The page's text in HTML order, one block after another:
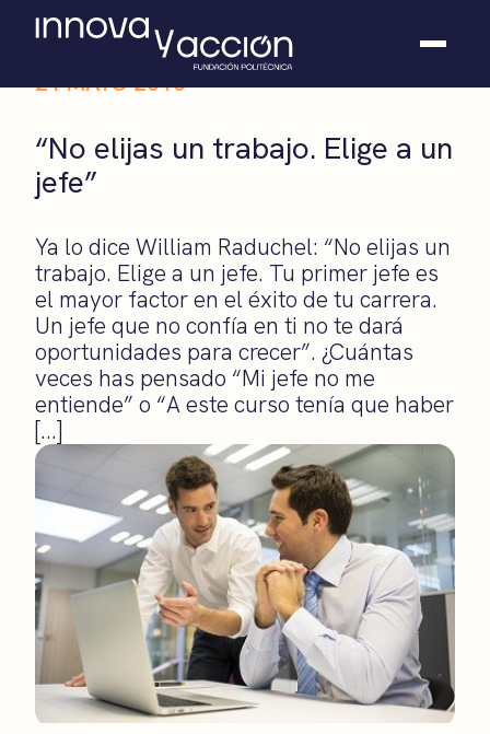
Somos fundación
Casos de éxito
Modo On
Contacto
21 MAYO 2015
“No elijas un trabajo. Elige a un
jefe”
Ya lo dice William Raduchel: “No elijas un
trabajo. Elige a un jefe. Tu primer jefe es
el mayor factor en el éxito de tu carrera.
Un jefe que no confía en ti no te dará
oportunidades para crecer”. ¿Cuántas
veces has pensado “Mi jefe no me
entiende” o “A este curso tenía que haber
[…]